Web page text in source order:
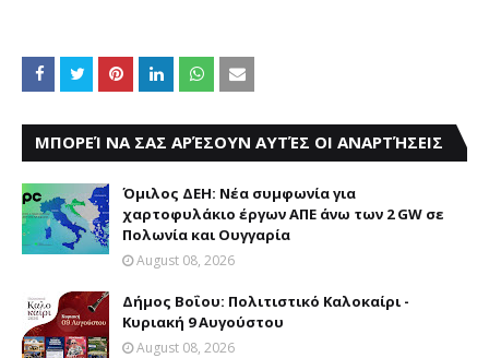
ΜΠΟΡΕΊ ΝΑ ΣΑΣ ΑΡΈΣΟΥΝ ΑΥΤΈΣ ΟΙ ΑΝΑΡΤΉΣΕΙΣ
Όμιλος ΔΕΗ: Νέα συμφωνία για
χαρτοφυλάκιο έργων ΑΠΕ άνω των 2 GW σε
Πολωνία και Ουγγαρία
August 08, 2026
Δήμος Βοΐου: Πολιτιστικό Καλοκαίρι -
Κυριακή 9 Αυγούστου
August 08, 2026